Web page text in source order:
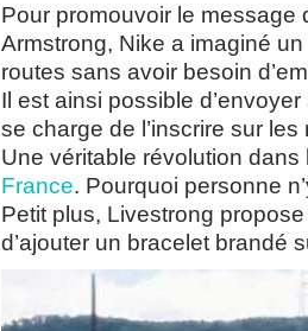
Pour promouvoir le message
Armstrong, Nike a imaginé
routes sans avoir besoin
Il est ainsi possible
se charge de l’inscrire sur les
Une véritable révolution
France. Pourquoi personne
Petit plus, Livestrong
d’ajouter un bracelet brandé